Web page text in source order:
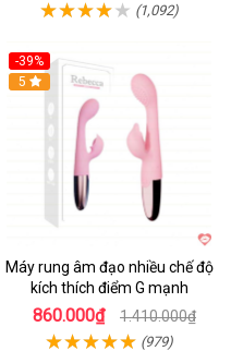
(1,092)
-39%
Hot
5
Máy rung âm đạo nhiều chế độ
kích thích điểm G mạnh
860.000₫ 1.410.000₫
(979)